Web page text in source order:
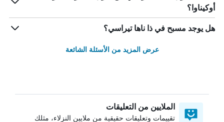
أوكيناوا؟
هل يوجد مسبح في ذا ناها تيراسي؟
عرض المزيد من الأسئلة الشائعة
الملايين من التعليقات
تقييمات وتعليقات حقيقية من ملايين النزلاء، مثلك